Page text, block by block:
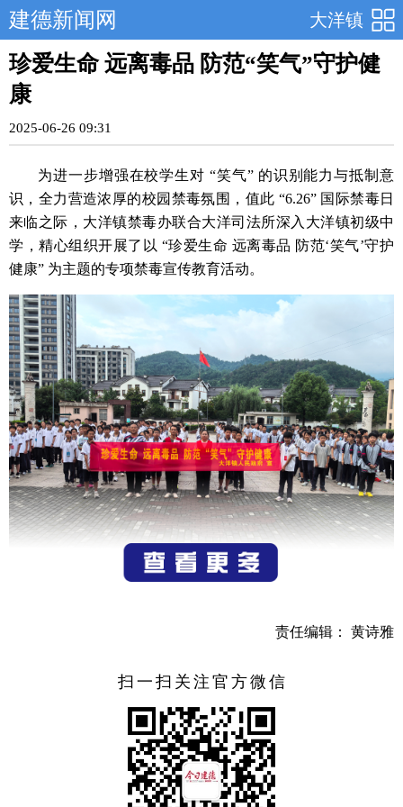
大洋镇
建德新闻网
珍爱生命 远离毒品 防范“笑气”守护健
康
2025-06-26 09:31
为进一步增强在校学生对 “笑气” 的识别能力与抵制意
识，全力营造浓厚的校园禁毒氛围，值此 “6.26” 国际禁毒日
来临之际，大洋镇禁毒办联合大洋司法所深入大洋镇初级中
学，精心组织开展了以 “珍爱生命 远离毒品 防范‘笑气’守护
健康” 为主题的专项禁毒宣传教育活动。
传资料等多种形式，向学校的师生们全面且详尽地讲解了 “笑
关知识。特别针对中学生普遍存在好奇心强烈、辨别是非能
了吸食 “笑气” 后产生幻觉可能导致的严重后果。工作人员郑
重告诫学生们，一定要充分认识到毒品的危害，自觉远离不
良娱乐场所，坚决不接受陌生人提供的食物和饮品。此外，
工作人员还积极号召学生们担当起禁毒宣传员的角色，把禁
责任编辑： 黄诗雅
扫一扫关注官方微信